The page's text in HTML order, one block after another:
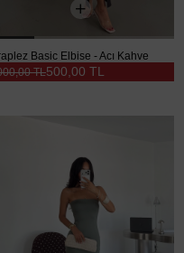
Basic Elbise - Acı Kahve
500,00 TL
TL